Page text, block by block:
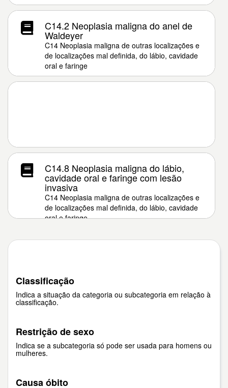
C14.2 Neoplasia maligna do anel de
Waldeyer
C14 Neoplasia maligna de outras localizações e
de localizações mal definida, do lábio, cavidade
oral e faringe
C14.8 Neoplasia maligna do lábio,
cavidade oral e faringe com lesão
invasiva
C14 Neoplasia maligna de outras localizações e
de localizações mal definida, do lábio, cavidade
oral e faringe
Classificação
Indica a situação da categoria ou subcategoria em relação à
classificação.
Restrição de sexo
Indica se a subcategoria só pode ser usada para homens ou
mulheres.
Causa óbito